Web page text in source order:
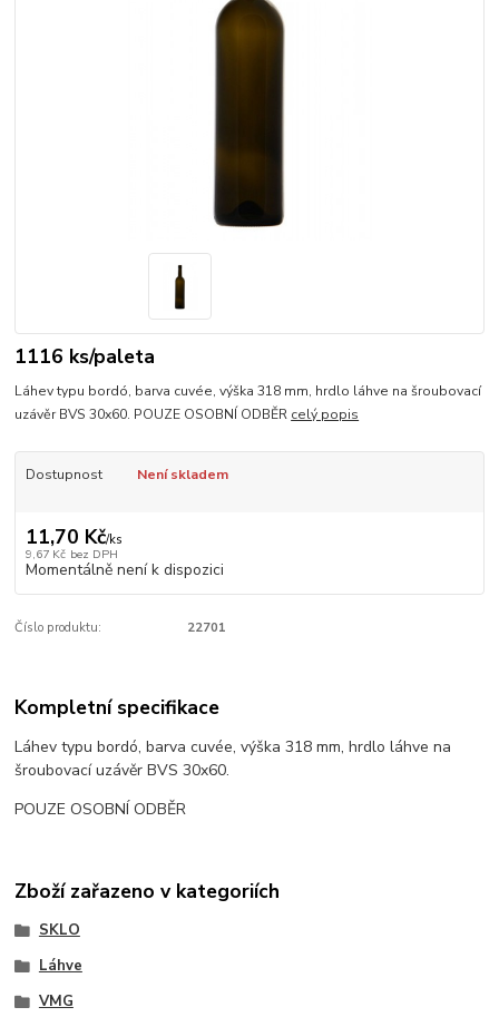
1116 ks/paleta
Láhev typu bordó, barva cuvée, výška 318 mm, hrdlo láhve na šroubovací
uzávěr BVS 30x60. POUZE OSOBNÍ ODBĚR celý popis
Dostupnost Není skladem
11,70 Kč/ks
9,67 Kč bez DPH
Momentálně není k dispozici
Číslo produktu: 22701
Kompletní specifikace
Láhev typu bordó, barva cuvée, výška 318 mm, hrdlo láhve na
šroubovací uzávěr BVS 30x60.
POUZE OSOBNÍ ODBĚR
Zboží zařazeno v kategoriích
SKLO
Láhve
VMG